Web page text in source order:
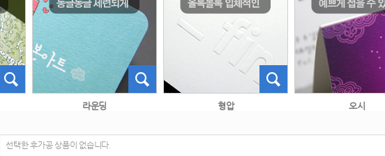
라운딩 형압 오시
선택한 후가공 상품이 없습니다.